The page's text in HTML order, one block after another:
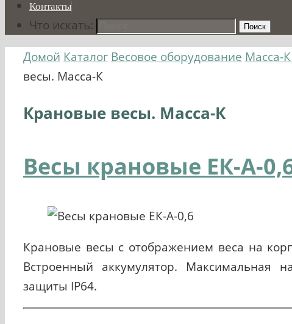
Контакты
Что искать: Поиск
Домой Каталог Весовое оборудование Масса-
весы. Масса-К
Крановые весы. Масса-К
Весы крановые ЕК-А-
Крановые весы с отображением веса на
Встроенный аккумулятор. Максимальная
защиты IP64.